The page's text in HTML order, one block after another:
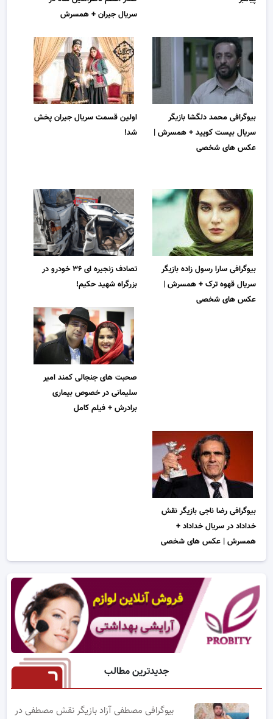
سریال جیران + همسرش
بیوگرافی محمد دلگشا بازیگر
سریال بیست کویید + همسرش |
عکس های شخصی
اولین قسمت سریال جیران پخش
شد!
بیوگرافی سارا رسول زاده بازیگر
سریال قهوه ترک + همسرش |
عکس های شخصی
تصادف زنجیره ای ۳۶ خودرو در
بزرگراه شهید حکیم!
صحبت های جنجالی کمند امیر
سلیمانی در خصوص بیماری
برادرش + فیلم کامل
بیوگرافی رضا ناجی بازیگر نقش
خداداد در سریال خداداد +
همسرش | عکس های شخصی
جدیدترین مطالب
بیوگرافی مصطفی آزاد بازیگر نقش مصطفی در